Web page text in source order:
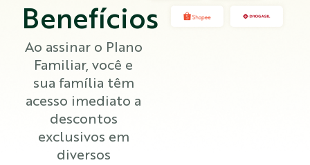
Benefícios
Ao assinar o Plano
Familiar, você e
sua família têm
acesso imediato a
descontos
exclusivos em
diversos